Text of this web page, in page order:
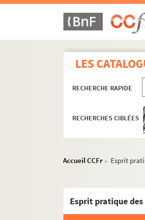
LES
RECHERCHE RAPIDE
RECHERCHES CIBLÉES
Accueil CCFr > Esprit